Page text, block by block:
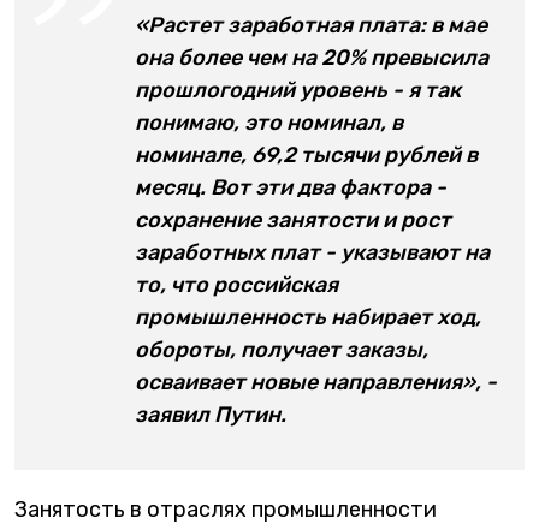
«Растет заработная плата: в мае
она более чем на 20% превысила
прошлогодний уровень - я так
понимаю, это номинал, в
номинале, 69,2 тысячи рублей в
месяц. Вот эти два фактора -
сохранение занятости и рост
заработных плат - указывают на
то, что российская
промышленность набирает ход,
обороты, получает заказы,
осваивает новые направления», -
заявил Путин.
Занятость в отраслях промышленности